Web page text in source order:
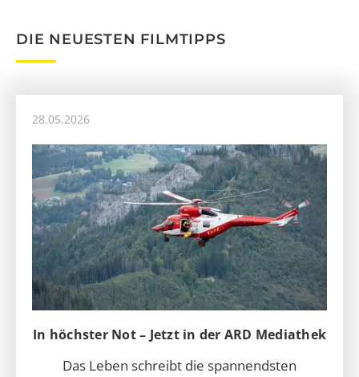
DIE NEUESTEN FILMTIPPS
28.05.2026
In höchster Not – Jetzt in der ARD Mediathek
Das Leben schreibt die spannendsten